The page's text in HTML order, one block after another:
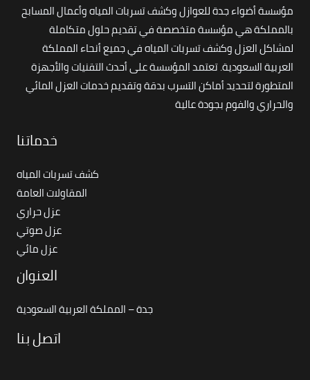
مؤسسة أضواء جدة للعوازل وكشف تسربات المياه وأعمال المسابح
بالمملكة هي مؤسسة متخصصة في تقديم حلول متكاملة
لمشاكل العزل وكشف تسربات المياه في جميع أنحاء المملكة
العربية السعودية. تعتمد المؤسسة على أحدث التقنيات والأجهزة
المتطورة لتحديد أماكن التسرب بدقة وتقديم خدمات العزل المائي
والحراري والفوم بجودة عالية
خدماتنا
كشف تسربات المياه
المقاولات العامة
عزل حراري
عزل صوتي
عزل مائي
العنوان
جدة – المملكة العربية السعودية
اتصل بنا